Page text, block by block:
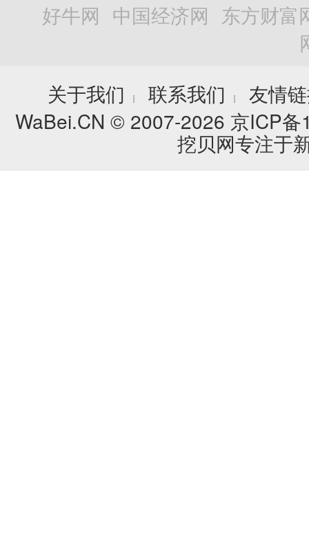
好牛网 中国经济网 东方财富
关于我们
┊ 联系我们 ┊
友情
WaBei.CN © 2007-2026 京ICP
挖贝网专注于